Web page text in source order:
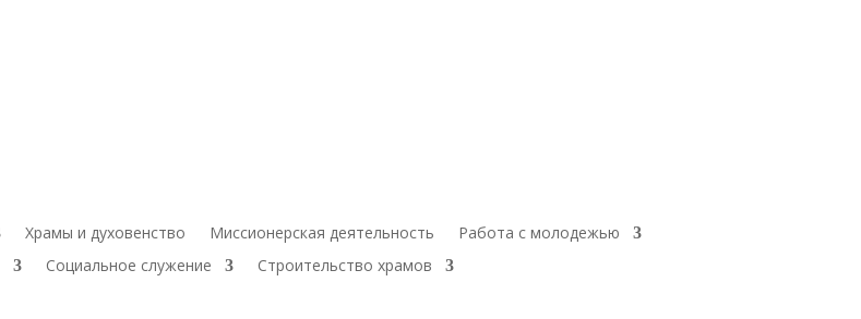
Храмы и духовенство Миссионерская деятельность
Работа с молодежью
Социальное служение Строительство храмов